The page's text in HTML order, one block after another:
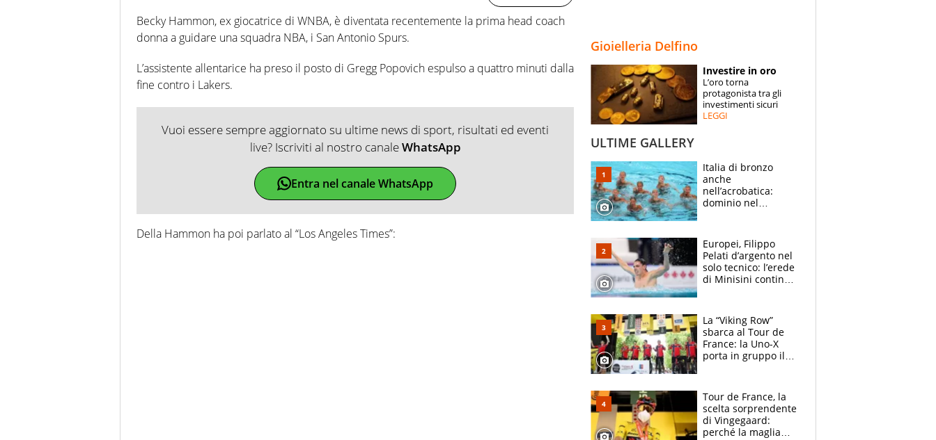
SPECIALI
ESPERTI
Becky Hammon, ex giocatrice di WNBA, è diventata recentemente la prima head coach
donna a guidare una squadra NBA, i San Antonio Spurs.
L’assistente allentarice ha preso il posto di Gregg Popovich espulso a quattro minuti dalla
fine contro i Lakers.
Vuoi essere sempre aggiornato su ultime news di sport, risultati ed eventi
live? Iscriviti al nostro canaleWhatsApp
Entra nel canale WhatsApp
Della Hammon ha poi parlato al “Los Angeles Times”:
Gioielleria Delfino
Investire in oro
L’oro torna
protagonista tra gli
investimenti sicuri
LEGGI
ULTIME GALLERY
Italia di bronzo
anche
nell’acrobatica:
dominio nel
e compagni
continuare
Europei, Filippo
Pelati d’argento nel
solo tecnico: l’erede
di Minisini continua
mirino
La “Viking Row”
sbarca al Tour de
France: la Uno-X
porta in gruppo il
compagni
Tour de France, la
scelta sorprendente
di Vingegaard:
perché la maglia